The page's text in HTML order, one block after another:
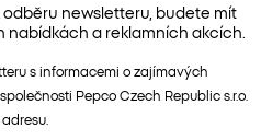
odběru newsletteru, budete mít
nabídkách a reklamních akcích.
s informacemi o zajímavých
Pepco Czech Republic s.r.o.